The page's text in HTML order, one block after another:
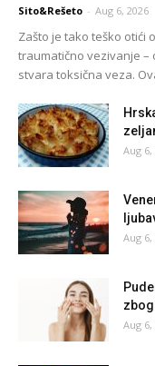
Sito&Rešeto - Aug 6, 2026
Zašto je tako teško otići
traumatično vezivanje
stvara toksična veza.
Aug 6,
Aug 6,
Aug 6,